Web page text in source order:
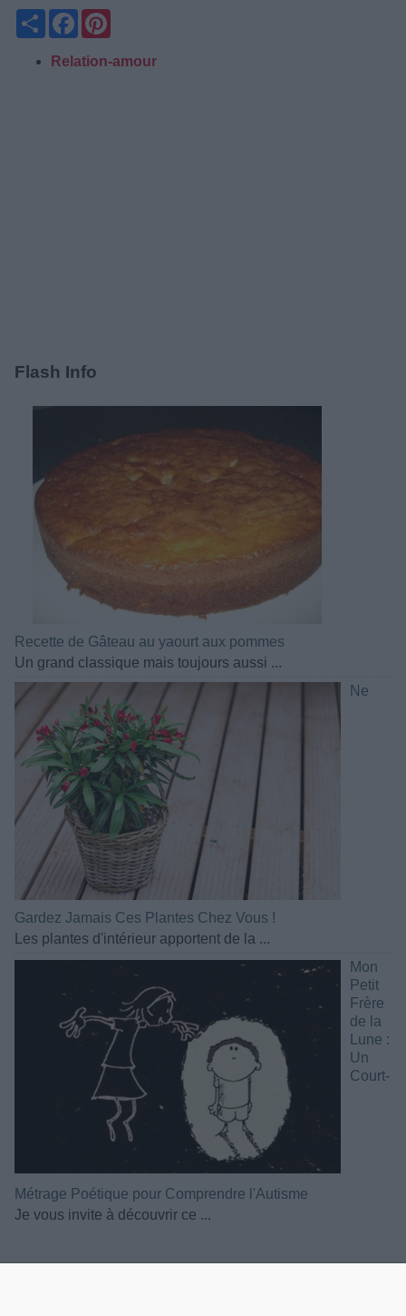
PartagerFacebook
Relation-amour
Flash Info
Recette de Gâteau au yaourt aux pommes
Un grand classique mais toujours aussi ...
Ne
Gardez Jamais Ces Plantes Chez Vous !
Les plantes d'intérieur apportent de la ...
Mon
Petit
Frère
de la
Lune :
Un
Court-
Métrage Poétique pour Comprendre l'Autisme
Je vous invite à découvrir ce ...